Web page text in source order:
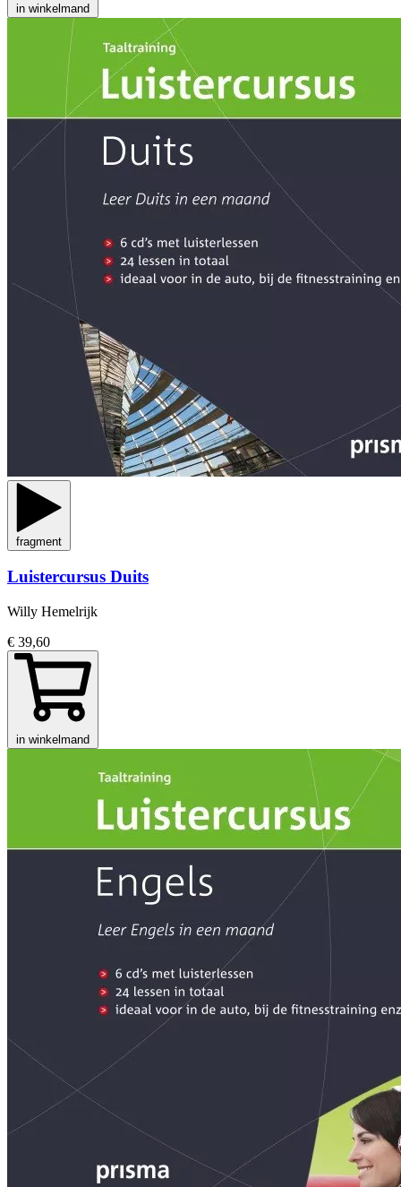
in winkelmand
fragment
Luistercursus Duits
Willy Hemelrijk
€ 39,60
in winkelmand